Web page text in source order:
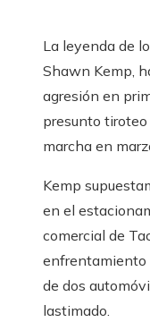
La leyenda de
Shawn Kemp,
agresión en
presunto
marcha en
Kemp
en el
comercial de
enfrentamiento
de dos
lastimado.